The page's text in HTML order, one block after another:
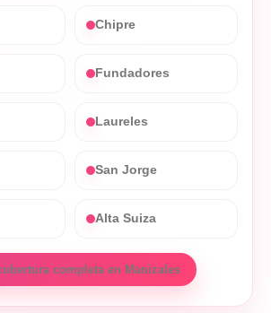
Chipre
Fundadores
Laureles
San Jorge
Alta Suiza
completa en Manizales